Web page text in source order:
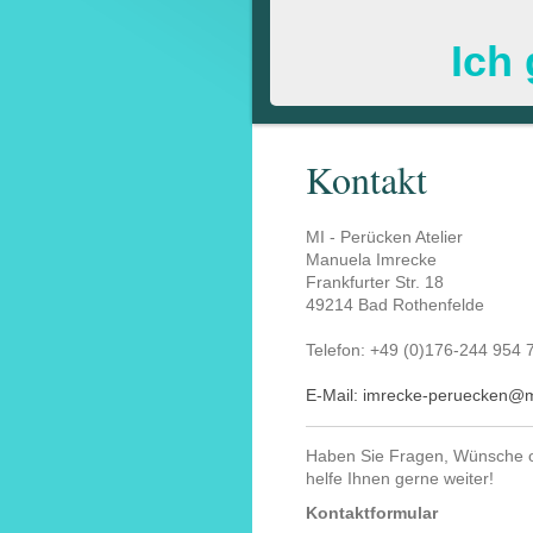
Ich
Kontakt
MI - Perücken Atelier
Manuela Imrecke
Frankfurter Str. 18
49214 Bad Rothenfelde
Telefon: +49 (0)176-244 954
E-Mail: imrecke-
Haben Sie Fragen, Wünsche
helfe Ihnen gerne weiter!
Kontaktformular